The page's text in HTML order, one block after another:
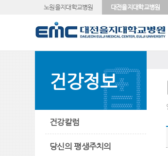
노원을지대학교병원 대전을지대학교병원
건강정보
건강칼럼
당신의 평생주치의